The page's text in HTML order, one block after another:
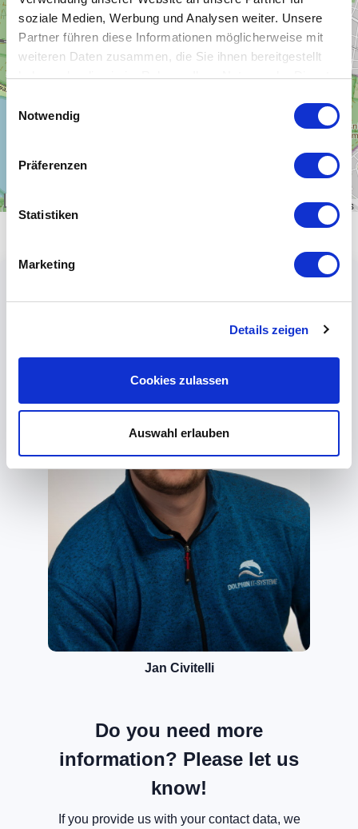
soziale Medien, Werbung und Analysen weiter. Unsere
Partner führen diese Informationen möglicherweise mit
weiteren Daten zusammen, die Sie ihnen bereitgestellt
haben oder die sie im Rahmen Ihrer Nutzung der Dienste
Einwilligungsauswahl
Notwendig
Präferenzen
Statistiken
Marketing
Details zeigen
Cookies zulassen
Auswahl erlauben
−
OpenStreetMapcontributors
Jan Civitelli
Do you need more
information? Please let us
know!
If you provide us with your contact data, we